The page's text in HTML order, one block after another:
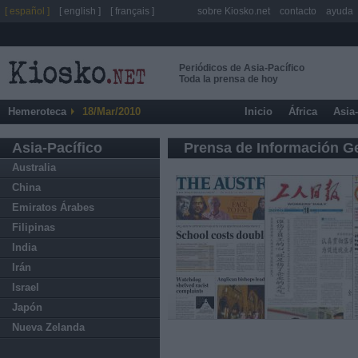
Periódicos de Asia-Pacífico
Toda la prensa de hoy
Hemeroteca 18/Mar/2010 Inicio África
Asia-Pacífico
Australia
China
Emiratos Árabes
Filipinas
India
Irán
Israel
Japón
Nueva Zelanda
Prensa de Información
[ español ] [ english ] [ français ] sobre Kiosko.net contacto ayuda